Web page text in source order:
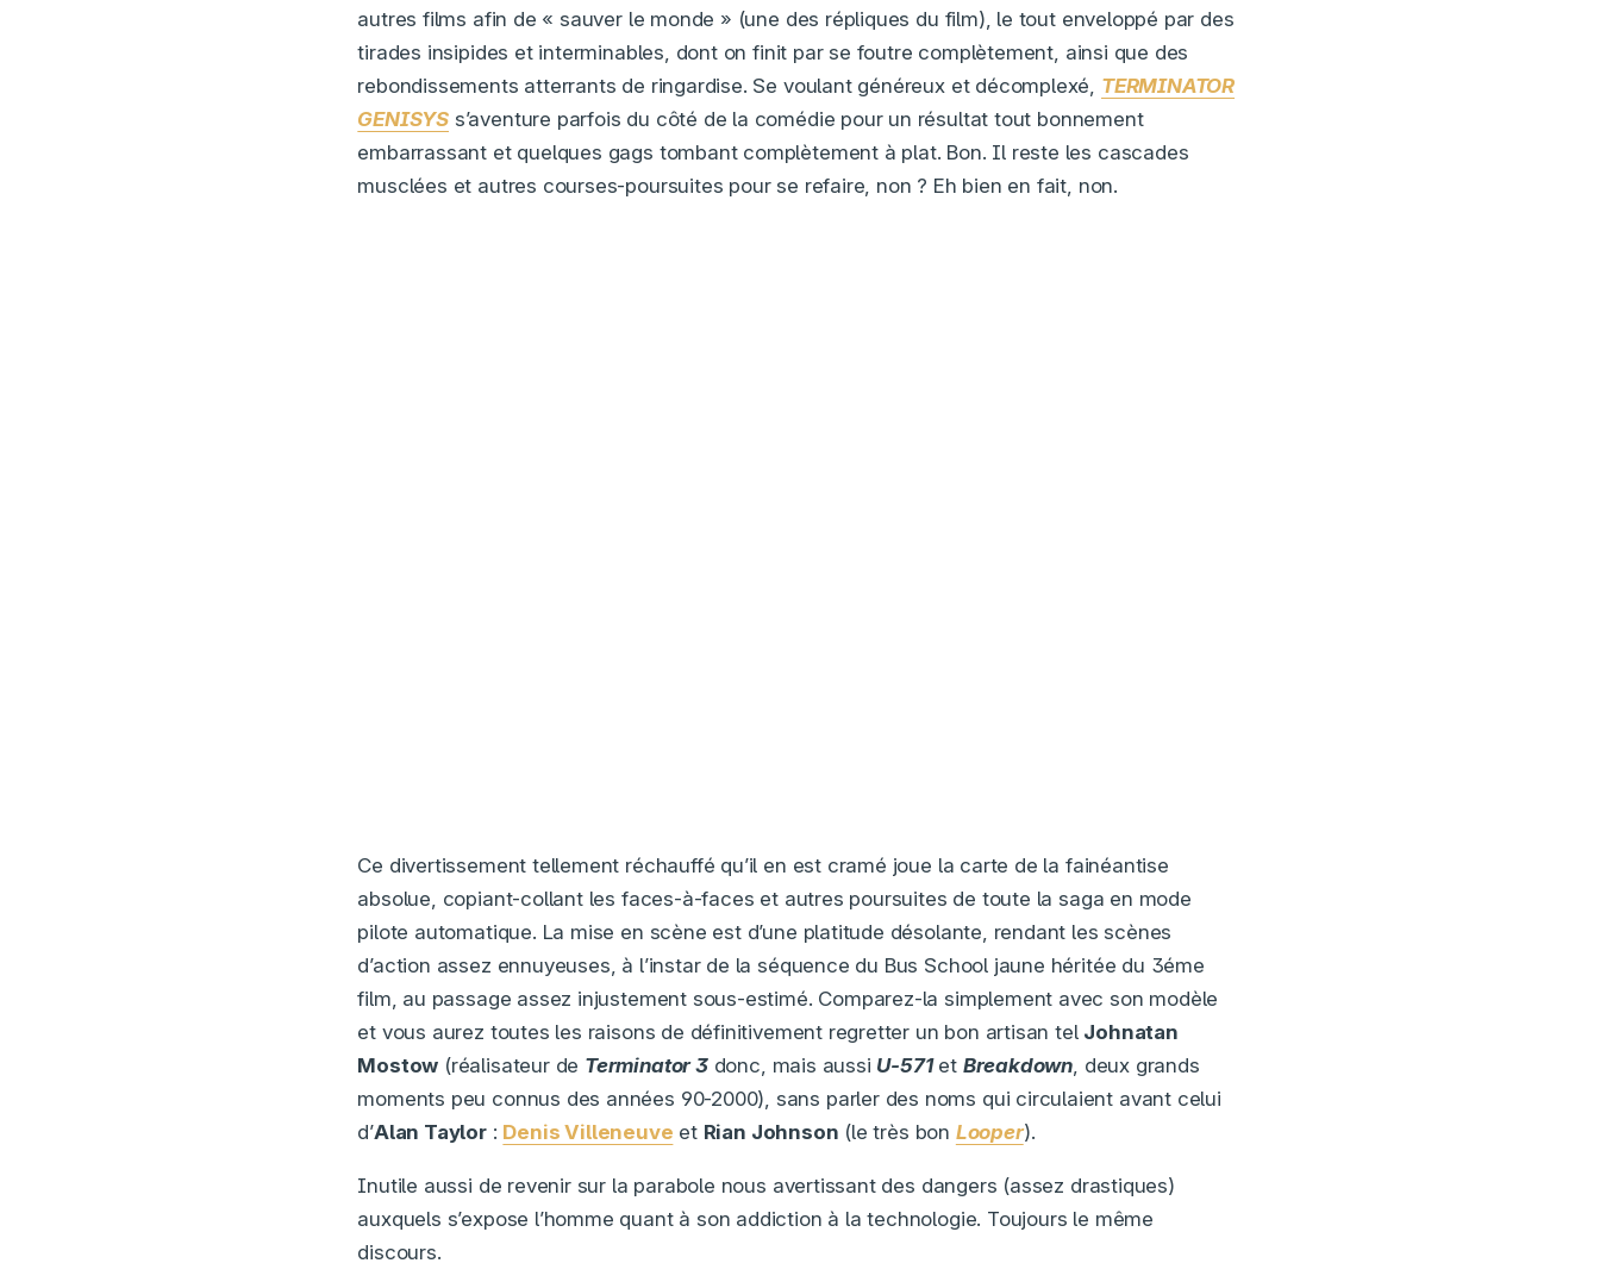
autres films afin de « sauver le monde » (une des répliques du film), le tout enveloppé par des
tirades insipides et interminables, dont on finit par se foutre complètement, ainsi que des
rebondissements atterrants de ringardise. Se voulant généreux et décomplexé, TERMINATOR
GENISYS s’aventure parfois du côté de la comédie pour un résultat tout bonnement
embarrassant et quelques gags tombant complètement à plat. Bon. Il reste les cascades
musclées et autres courses-poursuites pour se refaire, non ? Eh bien en fait, non.
Ce divertissement tellement réchauffé qu’il en est cramé joue la carte de la fainéantise
absolue, copiant-collant les faces-à-faces et autres poursuites de toute la saga en mode
pilote automatique. La mise en scène est d’une platitude désolante, rendant les scènes
d’action assez ennuyeuses, à l’instar de la séquence du Bus School jaune héritée du 3éme
film, au passage assez injustement sous-estimé. Comparez-la simplement avec son modèle
et vous aurez toutes les raisons de définitivement regretter un bon artisan tel Johnatan
Mostow (réalisateur de Terminator 3donc, mais aussi U-571et Breakdown, deux grands
moments peu connus des années 90-2000), sans parler des noms qui circulaient avant celui
d’Alan Taylor: Denis Villeneuve et Rian Johnson (le très bon Looper).
Inutile aussi de revenir sur la parabole nous avertissant des dangers (assez drastiques)
auxquels s’expose l’homme quant à son addiction à la technologie. Toujours le même
discours.